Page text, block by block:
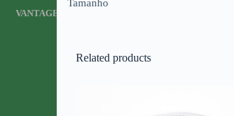
VANTAGENS
Tamanho
Related products